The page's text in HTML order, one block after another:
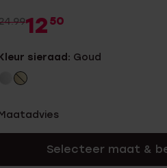
12 50
sieraad: Goud
Selecteer maat &